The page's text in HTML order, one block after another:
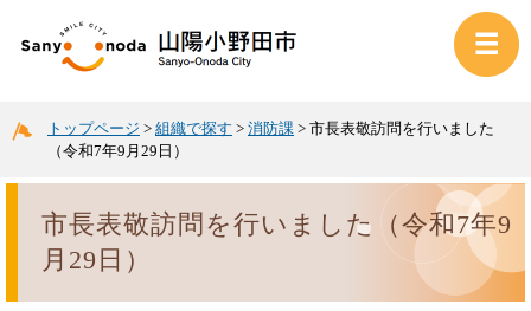
トップページ > 組織で探す > 消防課 > 市長表敬訪問を行いました
（令和7年9月29日）
市長表敬訪問を行いました（令和7年9
月29日）